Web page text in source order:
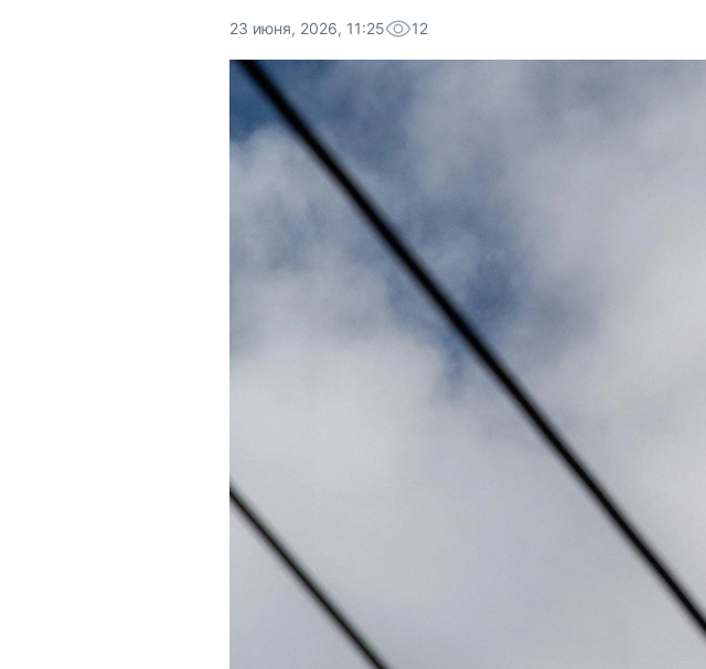
23 июня, 2026, 11:25 12